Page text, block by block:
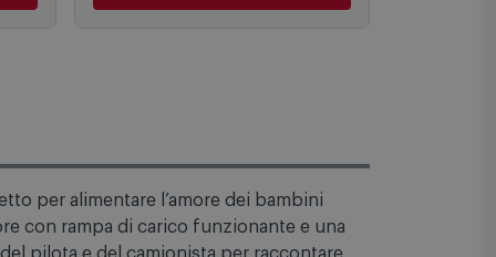
per alimentare l’amore dei bambini
con rampa di carico funzionante e una